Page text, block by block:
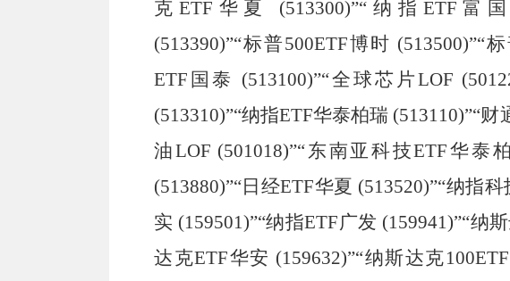
克ETF华夏 (513300)”“纳指ETF富
(513390)”“标普500ETF博时 (513500)”“
ETF国泰 (513100)”“全球芯片LOF
(513310)”“纳指ETF华泰柏瑞 (513110)”“
油LOF (501018)”“东南亚科技ETF华泰
(513880)”“日经ETF华夏 (513520)”“纳指
实 (159501)”“纳指ETF广发 (159941)”“纳
达克ETF华安 (159632)”“纳斯达克